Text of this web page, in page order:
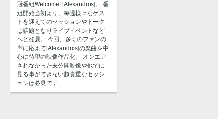
冠番組Welcome! [Alexandros]。 番
組開始当初より、毎週様々なゲス
トを迎えてのセッションやトーク
は話題となりライブイベントなど
へと発展。 今回、多くのファンの
声に応えて[Alexandros]の楽曲を中
心に待望の映像作品化。 オンエア
されなかった未公開映像や他では
見る事ができない超貴重なセッシ
ョンは必見です。